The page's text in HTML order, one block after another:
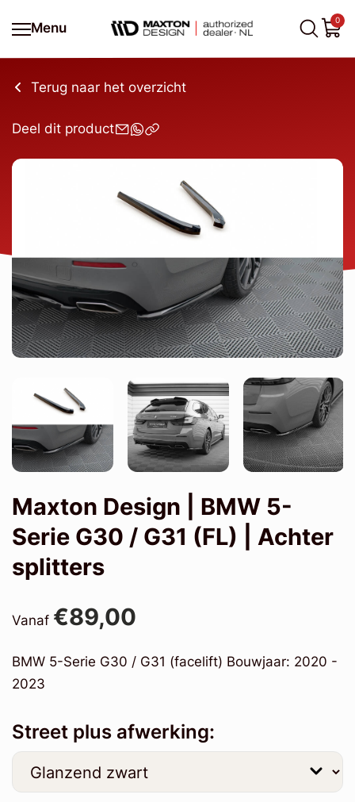
Menu
0
Terug naar het overzicht
Deel dit product
Maxton Design | BMW 5-
Serie G30 / G31 (FL) | Achter
splitters
Vanaf €89,00
BMW 5-Serie G30 / G31 (facelift) Bouwjaar: 2020 -
2023
Street plus afwerking: